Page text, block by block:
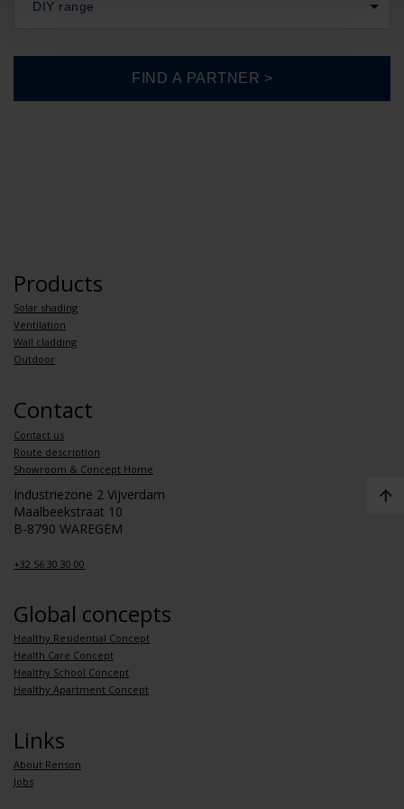
DIY range
Products
Solar shading
Ventilation
Wall cladding
Outdoor
Contact
Contact us
Route description
Showroom & Concept Home
Industriezone 2 Vijverdam
Maalbeekstraat 10
B-8790 WAREGEM
+32 56 30 30 00
Global concepts
Healthy Residential Concept
Health Care Concept
Healthy School Concept
Healthy Apartment Concept
Links
About Renson
Jobs